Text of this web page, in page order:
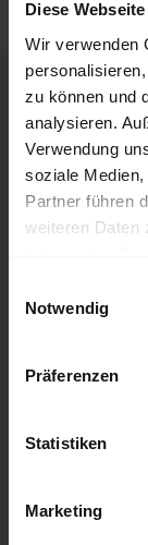
Diese
Wir verwenden
zu können und
analysieren.
Verwendung
soziale
Partner führen
weiteren Daten
Notwendig
Präferenzen
Statistiken
Marketing
Die Tabelle
3 Monate